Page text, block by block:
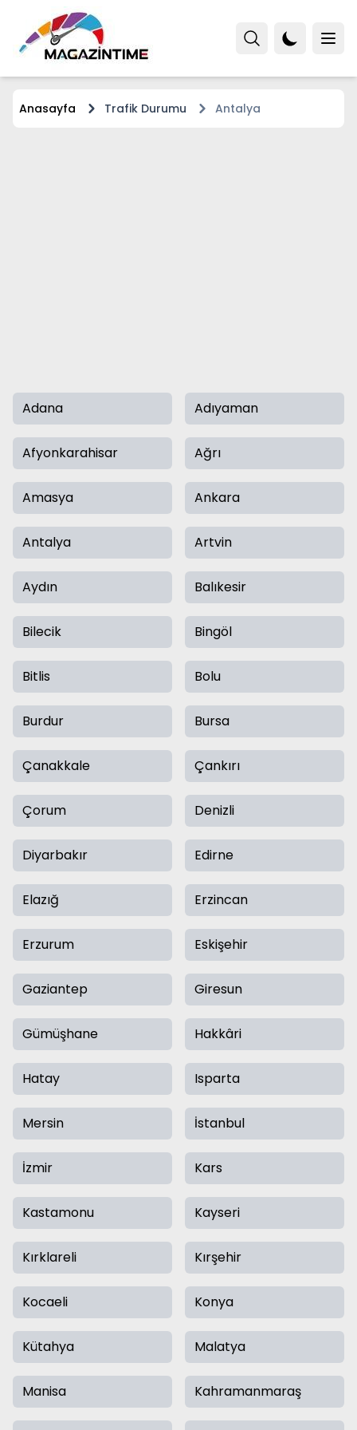
Anasayfa Trafik Durumu Antalya
Adana Adıyaman
Afyonkarahisar Ağrı
Amasya Ankara
Antalya Artvin
Aydın Balıkesir
Bilecik Bingöl
Bitlis Bolu
Burdur Bursa
Çanakkale Çankırı
Çorum Denizli
Diyarbakır Edirne
Elazığ Erzincan
Erzurum Eskişehir
Gaziantep Giresun
Gümüşhane Hakkâri
Hatay Isparta
Mersin İstanbul
İzmir Kars
Kastamonu Kayseri
Kırklareli Kırşehir
Kocaeli Konya
Kütahya Malatya
Manisa Kahramanmaraş